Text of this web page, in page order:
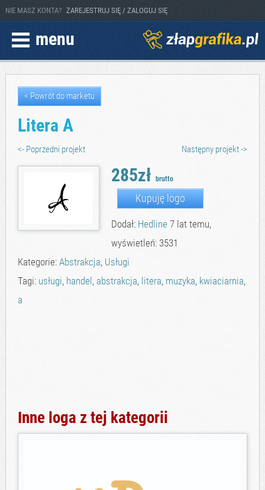
NIE MASZ KONTA? ZAREJESTRUJ SIĘ / ZALOGUJ SIĘ
menu
< Powrót do marketu
Litera A
<- Poprzedni projekt Następny projekt ->
285złbrutto
Kupuję logo
Dodał: Hedline 7 lat temu,
wyświetleń: 3531
Kategorie: Abstrakcja, Usługi
Tagi: usługi, handel , abstrakcja, litera, muzyka, kwiaciarnia,
a
Inne loga z tej kategorii